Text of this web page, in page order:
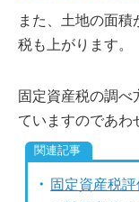
また、土地の面
税も上がります。
固定資産税の調べ
ていますのであわ
固定資産税